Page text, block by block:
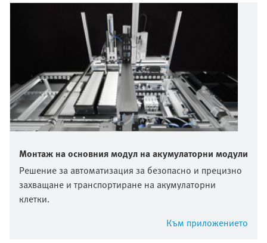
Монтаж на основния модул на акумулаторни модули
Решение за автоматизация за безопасно и прецизно
захващане и транспортиране на акумулаторни
клетки.
Към приложението